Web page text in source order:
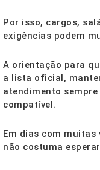
Por isso, cargos,
exigências podem
A orientação para
a lista oficial,
atendimento
compatível.
Em dias com muitas
não costuma